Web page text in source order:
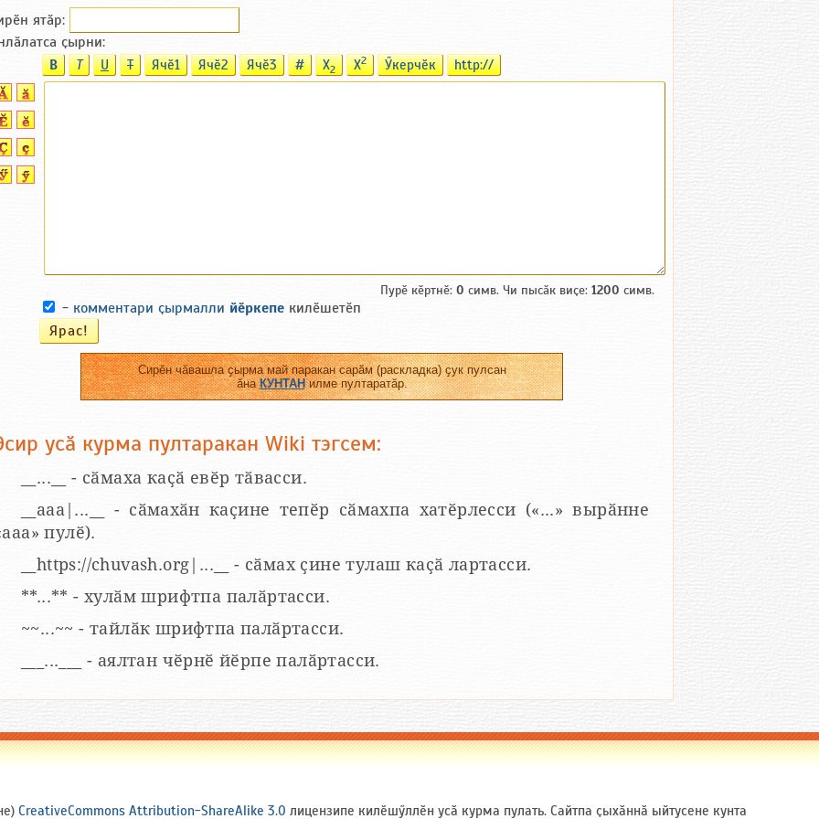
ятӑp:
ҫырни:
B T U T Ячӗ1 Ячӗ2 Ячӗ3 # X2 X2 Ӳкерчӗк http://
Пурӗ кӗртнӗ: 0 симв. Чи пысӑк виҫе: 1200 симв.
- комментари ҫырмалли йӗркепе килӗшетӗп
Сирӗн чӑвашла ҫырма май паракан сарӑм (раскладка) ҫук пулсан
ӑнаКУНТАНилме пултаратӑр.
усӑ курма пултаракан Wiki тэгсем:
__...__ - сӑмаха каҫӑ евӗр тӑвасси.
__aaa|...__ - сӑмахӑн каҫине тепӗр сӑмахпа хатӗрлесси («...» вырӑнне
пулӗ).
__https://chuvash.org|...__ - сӑмах ҫине тулаш каҫӑ лартасси.
**...** - хулӑм шрифтпа палӑртасси.
~~...~~ - тайлӑк шрифтпа палӑртасси.
___...___ - аялтан чӗрнӗ йӗрпе палӑртасси.
CreativeCommons Attribution-ShareAlike 3.0 лицензипе килӗшӳллӗн усӑ курма пулать. Сайтпа ҫыхӑннӑ ыйтусене кунта